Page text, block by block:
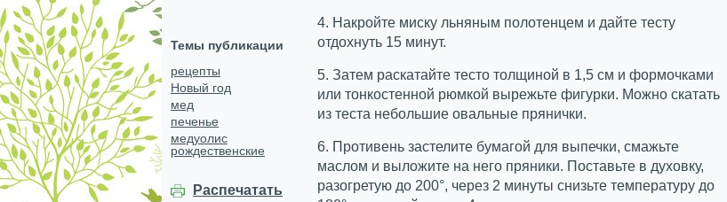
Темы публикации
рецепты
Новый год
мед
печенье
медуолис
рождественские
Распечатать
4. Накройте миску льняным полотенцем и дайте тесту
отдохнуть 15 минут.
5. Затем раскатайте тесто толщиной в 1,5 см и формочками
или тонкостенной рюмкой вырежьте фигурки. Можно скатать
из теста небольшие овальные прянички.
6. Противень застелите бумагой для выпечки, смажьте
маслом и выложите на него пряники. Поставьте в духовку,
разогретую до 200°, через 2 минуты снизьте температуру до